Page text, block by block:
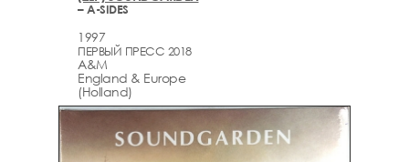
– A-SIDES
1997
ПЕРВЫЙ ПРЕСС 2018
A&M
England & Europe
(Holland)